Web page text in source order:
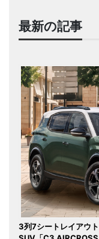
最新の記事
3列7シートレイアウ